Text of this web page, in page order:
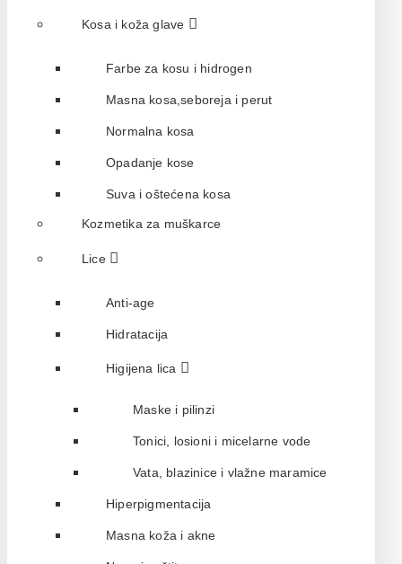
Kosa i koža glave
Farbe za kosu i hidrogen
Masna kosa,seboreja i perut
Normalna kosa
Opadanje kose
Suva i oštećena kosa
Kozmetika za muškarce
Lice
Anti-age
Hidratacija
Higijena lica
Maske i pilinzi
Tonici, losioni i micelarne vode
Vata, blazinice i vlažne maramice
Hiperpigmentacija
Masna koža i akne